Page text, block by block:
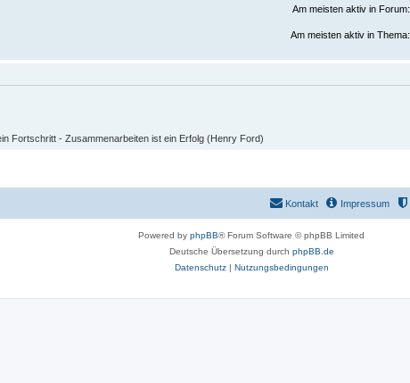
Am meisten aktiv in Forum:
Am meisten aktiv in Thema:
Fortschritt - Zusammenarbeiten ist ein Erfolg (Henry Ford)
Impressum
Kontakt
Powered by phpBB® Forum Software © phpBB Limited
Deutsche Übersetzung durch phpBB.de
Datenschutz| Nutzungsbedingungen